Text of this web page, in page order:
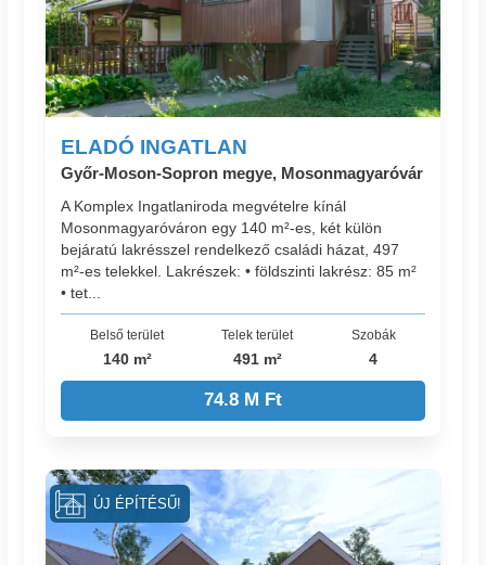
ELADÓ INGATLAN
Győr-Moson-Sopron megye, Mosonmagyaróvár
A Komplex Ingatlaniroda megvételre kínál
Mosonmagyaróváron egy 140 m²-es, két külön
bejáratú lakrésszel rendelkező családi házat, 497
m²-es telekkel. Lakrészek: • földszinti lakrész: 85 m²
• tet...
Belső terület
140 m²
Telek terület
491 m²
Szobák
4
74.8 M Ft
ÚJ ÉPÍTÉSŰ!